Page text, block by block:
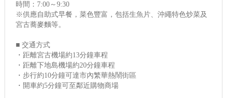
時間：7:00～9:30
※供應自助式早餐，菜色豐富，包括生魚片、沖繩特色炒菜及
宮古蕎麥麵等。
■ 交通方式
・距離宮古機場約13分鐘車程
・距離下地島機場約20分鐘車程
・步行約10分鐘可達市內繁華熱鬧街區
・開車約5分鐘可至鄰近購物商場